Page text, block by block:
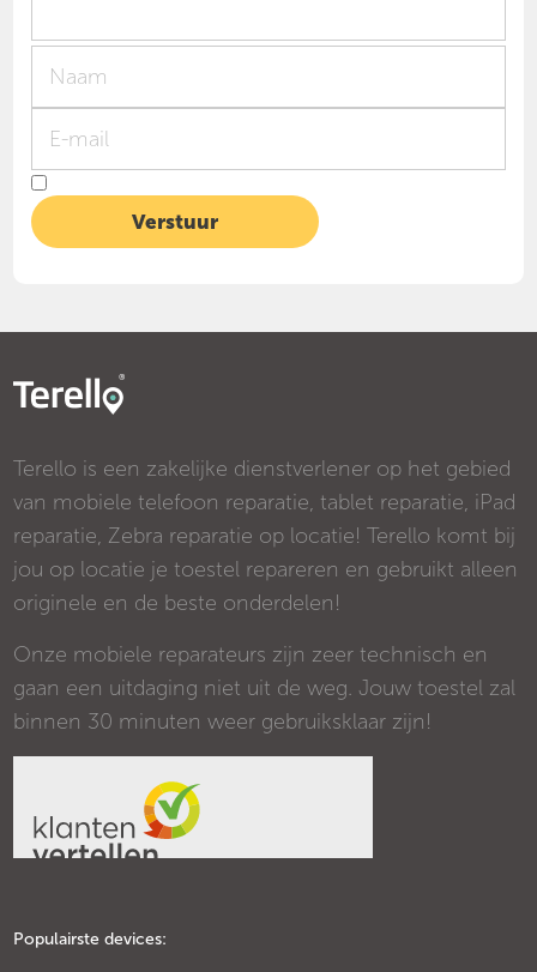
Terello is een zakelijke dienstverlener op het gebied
van mobiele telefoon reparatie, tablet reparatie, iPad
reparatie, Zebra reparatie op locatie! Terello komt bij
jou op locatie je toestel repareren en gebruikt alleen
originele en de beste onderdelen!
Onze mobiele reparateurs zijn zeer technisch en
gaan een uitdaging niet uit de weg. Jouw toestel zal
binnen 30 minuten weer gebruiksklaar zijn!
Populairste devices: